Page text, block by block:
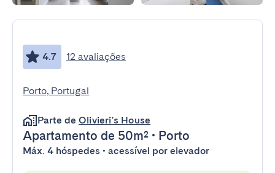
4.7 12 avaliações
Porto, Portugal
Parte de Olivieri's House
Apartamento de 50m² • Porto
Máx. 4 hóspedes • acessível por elevador